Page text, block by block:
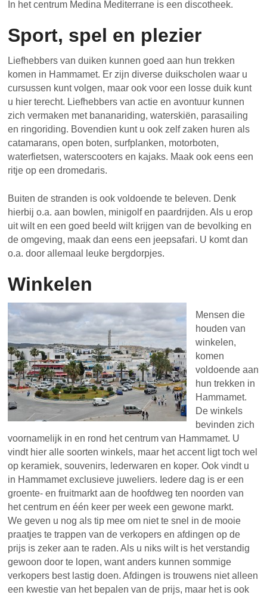
In het centrum Medina Mediterrane is een discotheek.
Sport, spel en plezier
Liefhebbers van duiken kunnen goed aan hun trekken
komen in Hammamet. Er zijn diverse duikscholen waar u
cursussen kunt volgen, maar ook voor een losse duik kunt
u hier terecht. Liefhebbers van actie en avontuur kunnen
zich vermaken met bananariding, waterskiën, parasailing
en ringoriding. Bovendien kunt u ook zelf zaken huren als
catamarans, open boten, surfplanken, motorboten,
waterfietsen, waterscooters en kajaks. Maak ook eens een
ritje op een dromedaris.
Buiten de stranden is ook voldoende te beleven. Denk
hierbij o.a. aan bowlen, minigolf en paardrijden. Als u erop
uit wilt en een goed beeld wilt krijgen van de bevolking en
de omgeving, maak dan eens een jeepsafari. U komt dan
o.a. door allemaal leuke bergdorpjes.
Winkelen
Mensen die
houden van
winkelen,
komen
voldoende aan
hun trekken in
Hammamet.
De winkels
bevinden zich
voornamelijk in en rond het centrum van Hammamet. U
vindt hier alle soorten winkels, maar het accent ligt toch wel
op keramiek, souvenirs, lederwaren en koper. Ook vindt u
in Hammamet exclusieve juweliers. Iedere dag is er een
groente- en fruitmarkt aan de hoofdweg ten noorden van
het centrum en één keer per week een gewone markt.
We geven u nog als tip mee om niet te snel in de mooie
praatjes te trappen van de verkopers en afdingen op de
prijs is zeker aan te raden. Als u niks wilt is het verstandig
gewoon door te lopen, want anders kunnen sommige
verkopers best lastig doen. Afdingen is trouwens niet alleen
een kwestie van het bepalen van de prijs, maar het is ook